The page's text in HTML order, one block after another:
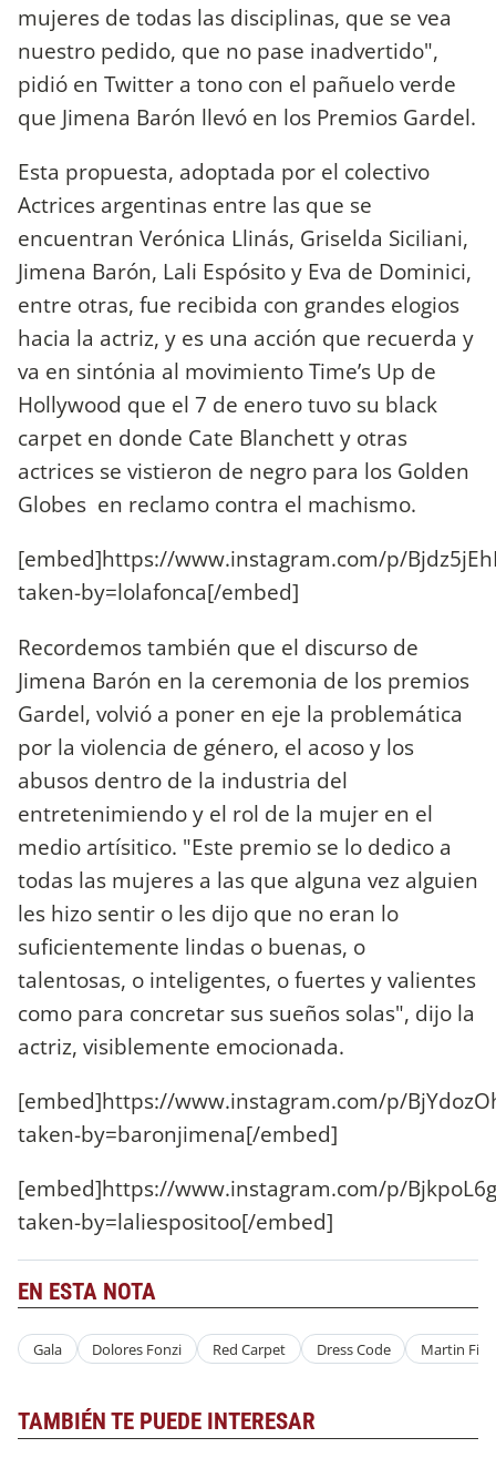
mujeres de todas las disciplinas, que se vea
nuestro pedido, que no pase inadvertido",
pidió en Twitter a tono con el pañuelo verde
que Jimena Barón llevó en los Premios Gardel.
Esta propuesta, adoptada por el colectivo
Actrices argentinas entre las que se
encuentran Verónica Llinás, Griselda Siciliani,
Jimena Barón, Lali Espósito y Eva de Dominici,
entre otras, fue recibida con grandes elogios
hacia la actriz, y es una acción que recuerda y
va en sintónia al movimiento Time’s Up de
Hollywood que el 7 de enero tuvo su black
carpet en donde Cate Blanchett y otras
actrices se vistieron de negro para los Golden
Globes en reclamo contra el machismo.
[embed]https://www.instagram.com/p/
taken-by=lolafonca[/embed]
Recordemos también que el discurso de
Jimena Barón en la ceremonia de los premios
Gardel, volvió a poner en eje la problemática
por la violencia de género, el acoso y los
abusos dentro de la industria del
entretenimiendo y el rol de la mujer en el
medio artísitico. "Este premio se lo dedico a
todas las mujeres a las que alguna vez alguien
les hizo sentir o les dijo que no eran lo
suficientemente lindas o buenas, o
talentosas, o inteligentes, o fuertes y valientes
como para concretar sus sueños solas", dijo la
actriz, visiblemente emocionada.
[embed]https://www.instagram.com/p/
taken-by=baronjimena[/embed]
[embed]https://www.instagram.com/p/
taken-by=laliespositoo[/embed]
EN ESTA NOTA
Gala Dolores Fonzi Red Carpet Dress Code Martin
TAMBIÉN TE PUEDE INTERESAR